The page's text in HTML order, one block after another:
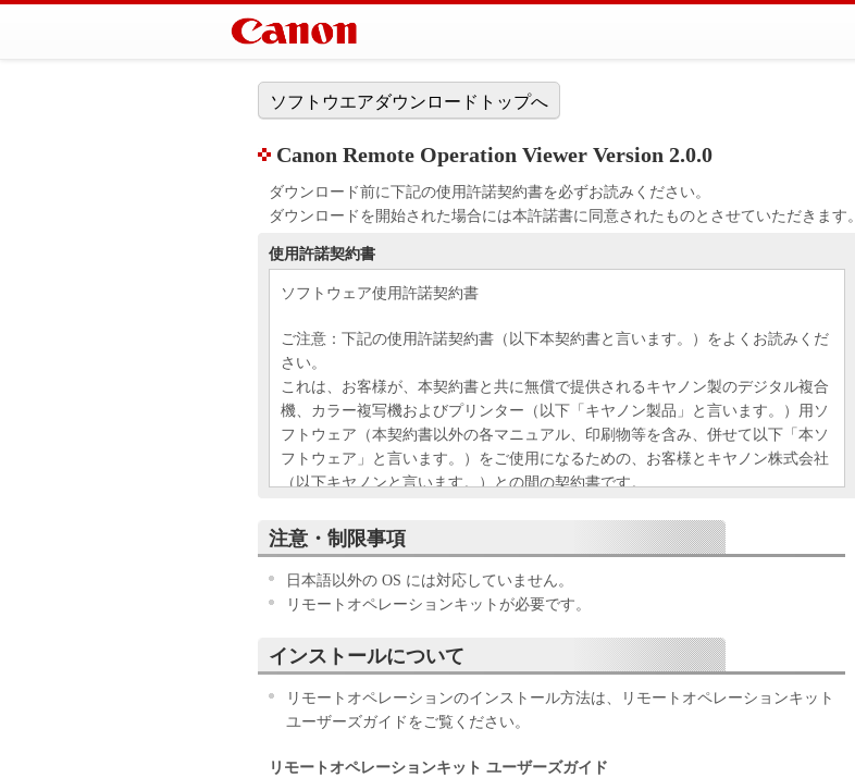
ソフトウエアダウンロードトップへ
Canon Remote Operation Viewer Version 2.0.0
ダウンロード前に下記の使用許諾契約書を必ずお読みください。
ダウンロードを開始された場合には本許諾書に同意されたものとさせていただきます。
使用許諾契約書
ソフトウェア使用許諾契約書
ご注意：下記の使用許諾契約書（以下本契約書と言います。）をよくお読みくだ
さい。
これは、お客様が、本契約書と共に無償で提供されるキヤノン製のデジタル複合
機、カラー複写機およびプリンター（以下「キヤノン製品」と言います。）用ソ
フトウェア（本契約書以外の各マニュアル、印刷物等を含み、併せて以下「本ソ
フトウェア」と言います。）をご使用になるための、お客様とキヤノン株式会社
（以下キヤノンと言います。）との間の契約書です。
お客様は、『同意』を示す下記のボタンをクリックした時点、または「本ソフト
ウェア」のインストールのいずれかをもって、本契約書に同意したことになりま
す。
お客様が本契約書に同意できない場合、「本ソフトウェア」を使用することはで
１．許諾
(1) キヤノンは、お客様が「キヤノン製品」を利用する目的のために、「キヤノ
ン製品」に直接またはネットワークを通じ接続される複数のコンピューター（以
においては、「本ソフトウェア」をコンピューターの記憶媒体上にインストール
注意・制限事項
日本語以外の OS には対応していません。
リモートオペレーションキットが必要です。
インストールについて
リモートオペレーションのインストール方法は、リモートオペレーションキット
ユーザーズガイドをご覧ください。
リモートオペレーションキット ユーザーズガイド